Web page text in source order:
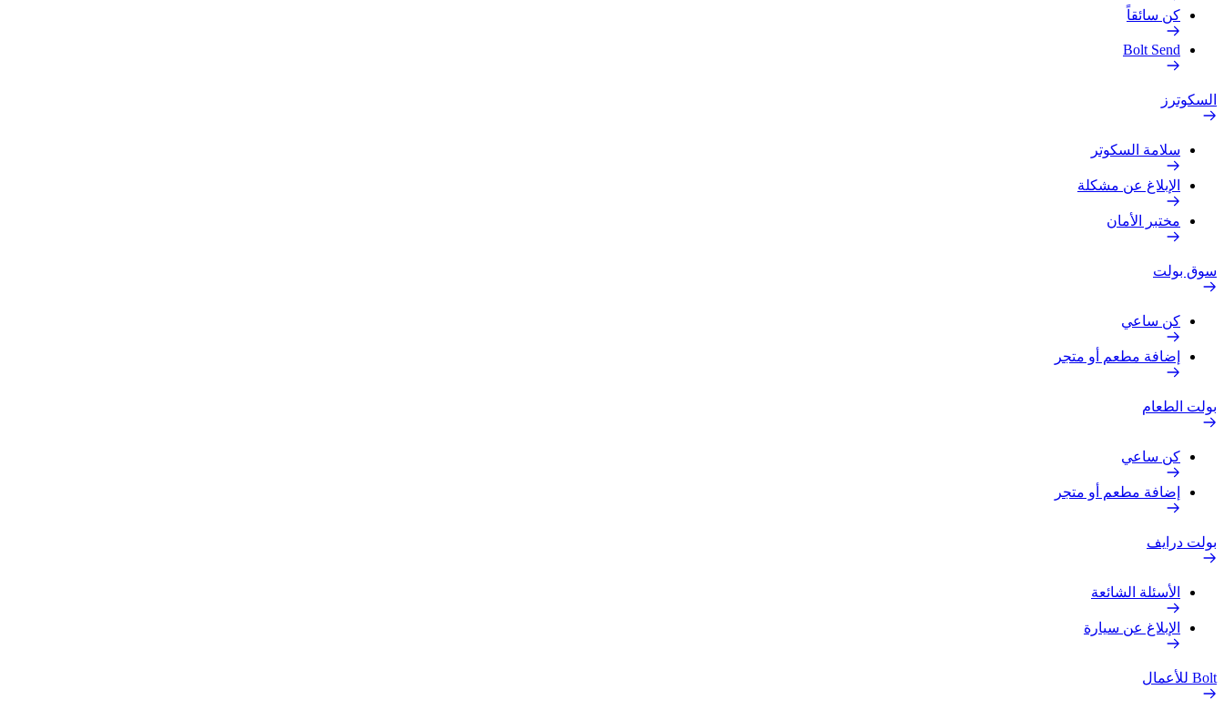
كن سائقاً
Bolt Send
السكوترز
سلامة السكوتر
الإبلاغ عن مشكلة
مختبر الأمان
سوق بولت
كن ساعي
إضافة مطعم أو متجر
بولت الطعام
كن ساعي
إضافة مطعم أو متجر
بولت درايف
الأسئلة الشائعة
الإبلاغ عن سيارة
Bolt للأعمال